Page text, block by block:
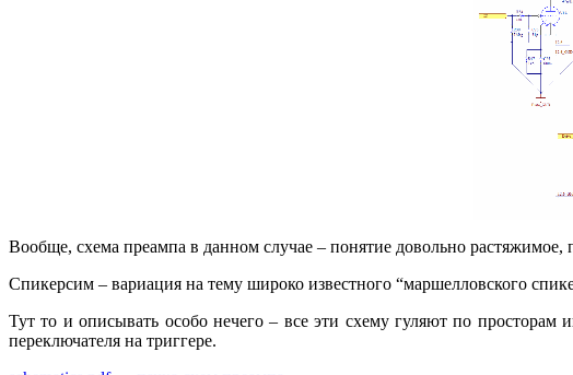
Вообще, схема преампа в данном случае – понятие довольно растяжимое,
Спикерсим – вариация на тему широко известного “маршелловского
Тут то и описывать особо нечего – все эти схему гуляют по
переключателя на триггере.